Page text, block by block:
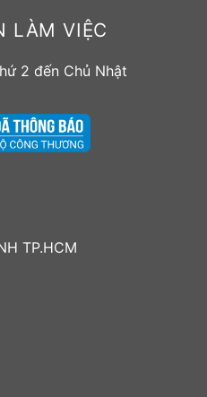
LÀM VIỆC
2 đến Chủ Nhật
TP.HCM